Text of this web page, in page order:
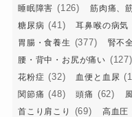
睡眠障害 (126) 筋肉痛、
糖尿病 (41) 耳鼻喉の病気
胃腸・食養生 (377) 腎不
腰・背中・お尻が痛い (127)
花粉症 (32) 血便と血尿
関節痛 (48) 頭痛 (62)
首こり肩こり (69) 高血圧